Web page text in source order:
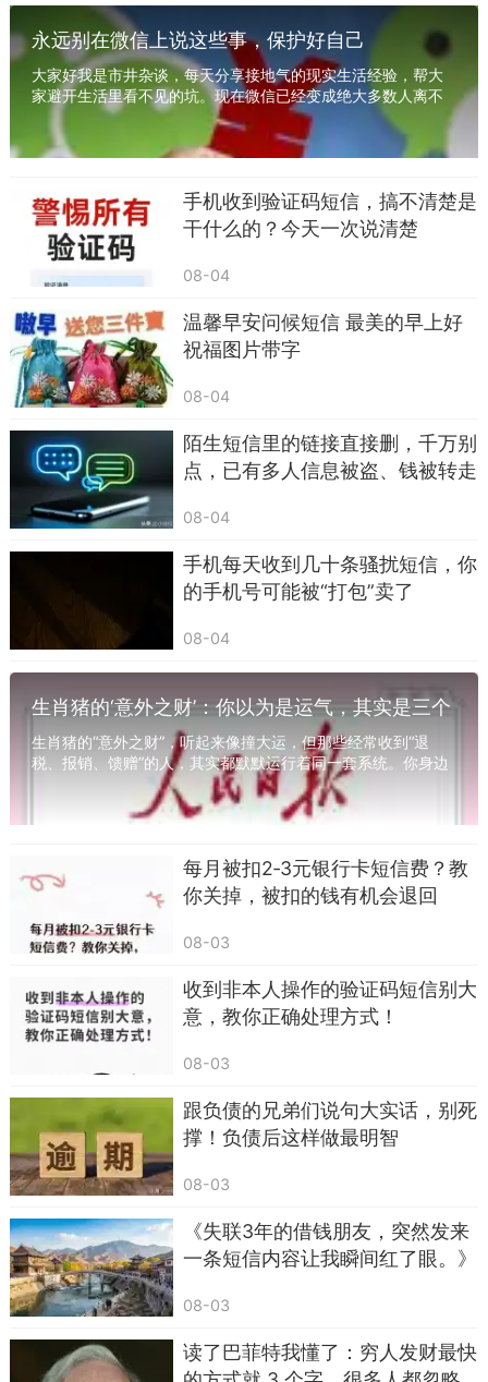
4，问候声声送来快乐，祝福句句送来吉祥。
开心快乐才能健健康康，无烦无恼愿你如意吉祥。
5，十分心愿，九九期盼，八声鸡啼，七星相
伴，六遍修改，五回增删，四次辗转，三更夜天，
两眼忽闪，一夜未眠，编成这十分灵验的短信，祝
永远别在微信上说这些事，保护好自己
大家好我是市井杂谈，每天分享接地气的现实生活经验，帮大
家避开生活里看不见的坑。现在微信已经变成绝大多数人离不
开的沟通工具，工作对接、家庭聊天、朋友闲聊...
手机收到验证码短信，搞不清楚是
干什么的？今天一次说清楚
08-04
温馨早安问候短信 最美的早上好
祝福图片带字
08-04
陌生短信里的链接直接删，千万别
点，已有多人信息被盗、钱被转走
08-04
手机每天收到几十条骚扰短信，你
的手机号可能被“打包”卖了
08-04
生肖猪的‘意外之财’：你以为是运气，其实是三个
系统在运作
生肖猪的“意外之财”，听起来像撞大运，但那些经常收到“退
税、报销、馈赠”的人，其实都默默运行着同一套系统。你身边
一定有这样的人——每年三月份准时收到一...
每月被扣2‑3元银行卡短信费？教
你关掉，被扣的钱有机会退回
08-03
收到非本人操作的验证码短信别大
意，教你正确处理方式！
08-03
跟负债的兄弟们说句大实话，别死
撑！负债后这样做最明智
08-03
《失联3年的借钱朋友，突然发来
一条短信内容让我瞬间红了眼。》
08-03
读了巴菲特我懂了：穷人发财最快